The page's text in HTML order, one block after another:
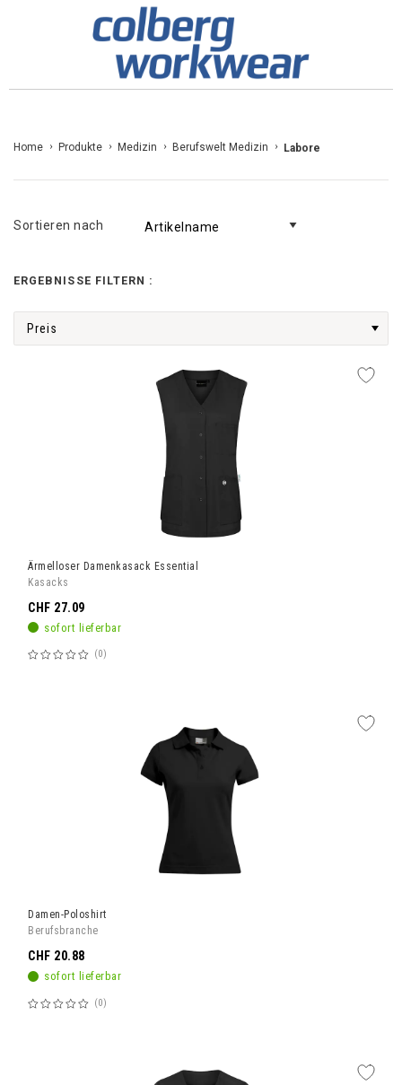
Home Produkte Medizin Berufswelt Medizin Labore
Sortieren nach
ERGEBNISSE FILTERN :
Preis
Ärmelloser Damenkasack Essential
Kasacks
sofort lieferbar
Bewertung:
0
CHF 27.09
Damen-Poloshirt
Berufsbranche
sofort lieferbar
Bewertung:
0
CHF 20.88